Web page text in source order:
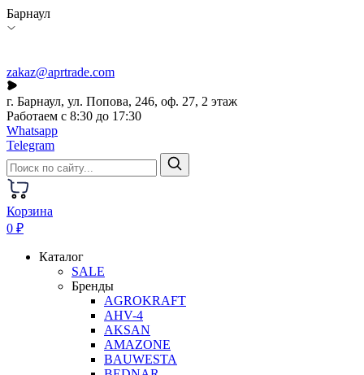
Барнаул
zakaz@aprtrade.com
г. Барнаул, ул. Попова, 246, оф. 27, 2 этаж
Работаем с 8:30 до 17:30
Whatsapp
Telegram
Корзина
0 ₽
Каталог
SALE
Бренды
AGROKRAFT
AHV-4
AKSAN
AMAZONE
BAUWESTA